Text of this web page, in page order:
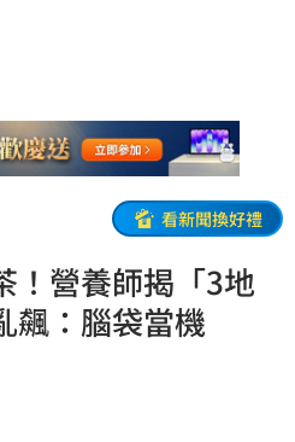
看新聞換好禮
！營養師揭「3地
飆：腦袋當機